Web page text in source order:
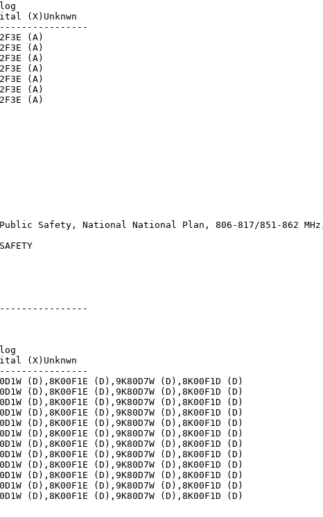
(X)Unknwn
(A)
(A)
(A)
(A)
(A)
(A)
(A)
Safety, National National Plan, 806-817/851-862
KY
(X)Unknwn
(D),8K00F1E (D),9K80D7W (D),8K00F1D (D)
(D),8K00F1E (D),9K80D7W (D),8K00F1D (D)
(D),8K00F1E (D),9K80D7W (D),8K00F1D (D)
(D),8K00F1E (D),9K80D7W (D),8K00F1D (D)
(D),8K00F1E (D),9K80D7W (D),8K00F1D (D)
(D),8K00F1E (D),9K80D7W (D),8K00F1D (D)
(D),8K00F1E (D),9K80D7W (D),8K00F1D (D)
(D),8K00F1E (D),9K80D7W (D),8K00F1D (D)
(D),8K00F1E (D),9K80D7W (D),8K00F1D (D)
(D),8K00F1E (D),9K80D7W (D),8K00F1D (D)
(D),8K00F1E (D),9K80D7W (D),8K00F1D (D)
(D),8K00F1E (D),9K80D7W (D),8K00F1D (D)